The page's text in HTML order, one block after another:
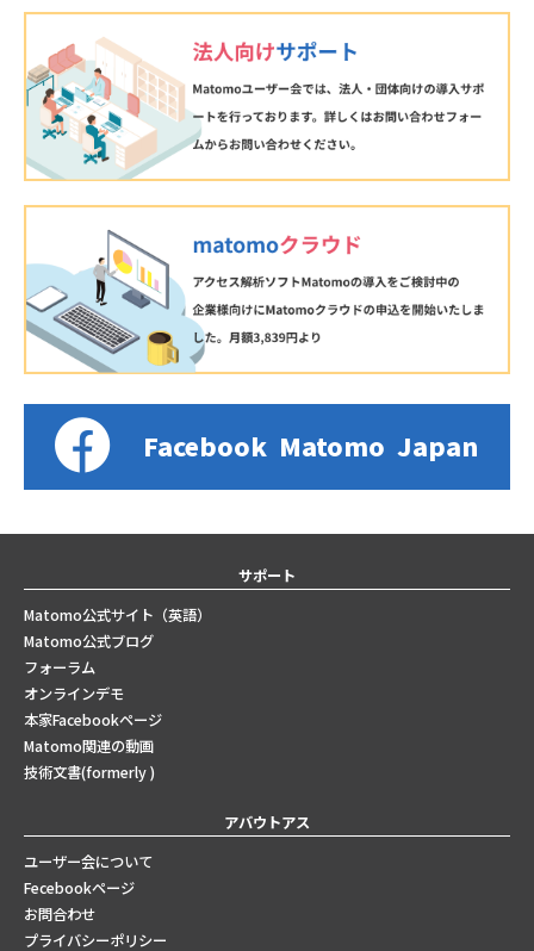
Facebook Matomo Japan
サポート
Matomo公式サイト（英語）
Matomo公式ブログ
フォーラム
オンラインデモ
本家Facebookページ
Matomo関連の動画
技術文書(formerly )
アバウトアス
ユーザー会について
Fecebookページ
お問合わせ
プライバシーポリシー